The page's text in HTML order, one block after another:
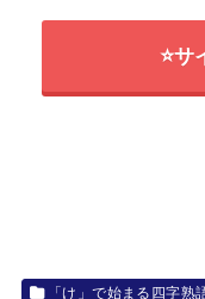
⭐サ
「け」で始まる四字熟